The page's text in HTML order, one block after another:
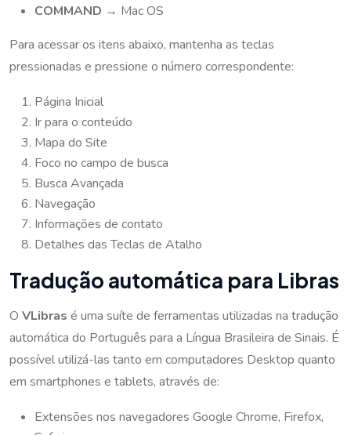
COMMAND → Mac OS
Para acessar os itens abaixo, mantenha as teclas
pressionadas e pressione o número correspondente:
Página Inicial
Ir para o conteúdo
Mapa do Site
Foco no campo de busca
Busca Avançada
Navegação
Informações de contato
Detalhes das Teclas de Atalho
Tradução automática para Libras
O VLibras é uma suíte de ferramentas utilizadas na tradução
automática do Português para a Língua Brasileira de Sinais. É
possível utilizá-las tanto em computadores Desktop quanto
em smartphones e tablets, através de:
Extensões nos navegadores Google Chrome, Firefox,